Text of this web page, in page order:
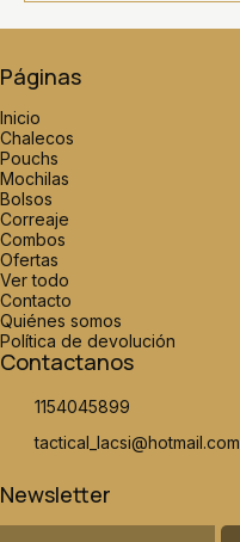
Páginas
Inicio
Chalecos
Pouchs
Mochilas
Bolsos
Correaje
Combos
Ofertas
Ver todo
Contacto
Quiénes somos
Política de devolución
Contactanos
1154045899
tactical_lacsi@hotmail.com
Newsletter